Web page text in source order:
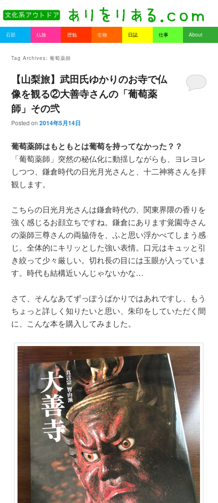
Main menu
Skip to primary content
Skip to secondary content
石部 仏旅 歴勉 生物 日誌 仕事 About
Tag Archives: 葡萄薬師
【山梨旅】武田氏ゆかりのお寺で仏
像を観る②大善寺さんの「葡萄薬
師」その弐
Posted on 2014年5月14日
葡萄薬師はもともとは葡萄を持ってなかった？？
「葡萄薬師」突然の秘仏化に動揺しながらも、ヨレヨレ
しつつ、鎌倉時代の日光月光さんと、十二神将さんを拝
観します。
こちらの日光月光さんは鎌倉時代の、関東界隈の香りを
強く感じるお顔立ちですね。鎌倉にあります覚園寺さん
の薬師三尊さんの両脇侍を、ふと思い浮かべてしまう感
じ。全体的にキリッとした強い表情。口元はキュッと引
き絞って少々厳しい。切れ長の目には玉眼が入っていま
す。時代も結構近いんじゃないかな…
さて、そんなあてずっぽうばかりではあれですし、もう
ちょっと詳しく知りたいと思い、朱印をしていただく間
に、こんな本を購入してみました。